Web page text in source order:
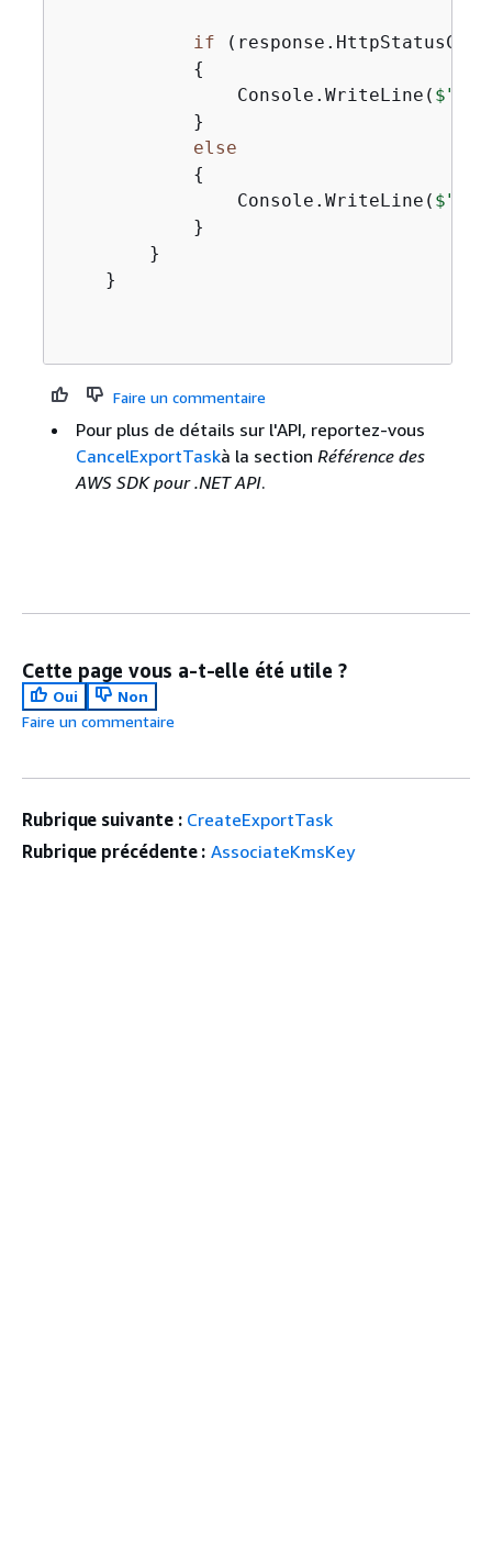
if
{
                Console.WriteLine(
$"
            }
else
{
                Console.WriteLine(
$"
            }
        }
    }
Faire un commentaire
Pour plus de détails sur l'API, reportez-vous
CancelExportTaskà la section Référence des
AWS SDK pour .NET API.
Cette page vous a-t-elle été utile ?
Oui
Non
Faire un commentaire
Rubrique suivante : CreateExportTask
Rubrique précédente : AssociateKmsKey